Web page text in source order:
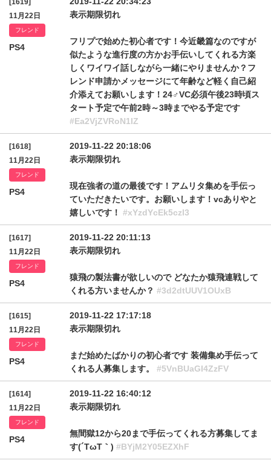
[1619]
11月22日
フレンド
PS4
表示期限切れ
フリプで始めた初心者です！今近畿篇なのですが
似たような進行度の方かお手伝いしてくれる方楽
しくワイワイ話しながら一緒にやりませんか？フ
レンド申請かメッセージにて年齢など軽く自己紹
介添えてお願いします！24♂VC必須午後23時頃ス
タート予定で午前2時～3時までやる予定です
#Ea2VjZVRoN1lZ
[1618]
11月22日
フレンド
PS4
2019-11-22 20:18:06
表示期限切れ
現在強者の道の最後です！アムリタ集めを手伝っ
ていただきたいです。お願いします！vcありやと
嬉しいです！ #xYzdYcEk5czl3
[1617]
11月22日
フレンド
PS4
2019-11-22 20:11:13
表示期限切れ
猿飛の製法書が欲しいので どなたか猿飛連戦して
くれる方いませんか？ #3d2dtUUV1OUxB
[1615]
11月22日
フレンド
PS4
2019-11-22 17:17:18
表示期限切れ
まだ始めたばかりの初心者です 装備集め手伝って
くれる人募集します。 #5VnBUaGI4ZzFV
[1614]
11月22日
フレンド
PS4
2019-11-22 16:40:12
表示期限切れ
無間獄12から20まで手伝ってくれる方募集してま
す(´TωT｀) #BYjM2Y05EZXhF